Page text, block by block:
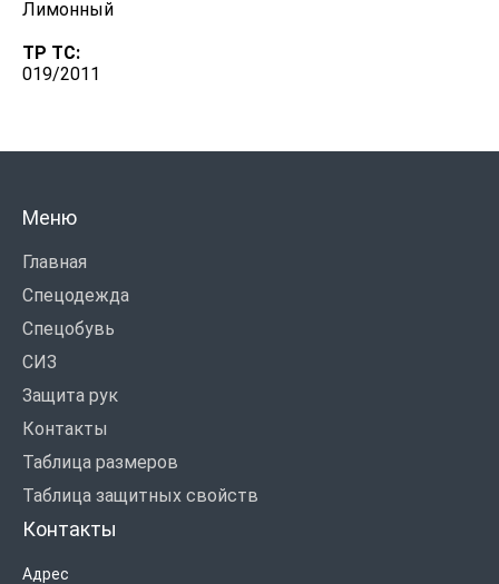
Лимонный
ТР ТС:
019/2011
Меню
Главная
Спецодежда
Спецобувь
СИЗ
Защита рук
Контакты
Таблица размеров
Таблица защитных свойств
Контакты
Адрес